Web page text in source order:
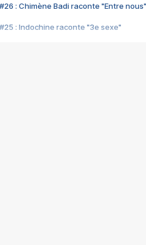
#26 : Chimène Badi raconte "Entre nous"
#25 : Indochine raconte "3e sexe"